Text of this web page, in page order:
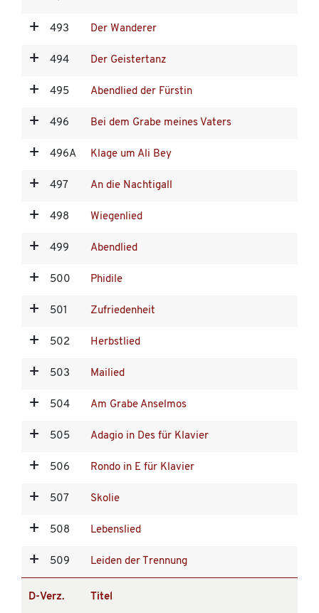
493 Der Wanderer
494 Der Geistertanz
495 Abendlied der Fürstin
496 Bei dem Grabe meines Vaters
496A Klage um Ali Bey
497 An die Nachtigall
498 Wiegenlied
499 Abendlied
500 Phidile
501 Zufriedenheit
502 Herbstlied
503 Mailied
504 Am Grabe Anselmos
505 Adagio in Des für Klavier
506 Rondo in E für Klavier
507 Skolie
508 Lebenslied
509 Leiden der Trennung
D-Verz. Titel